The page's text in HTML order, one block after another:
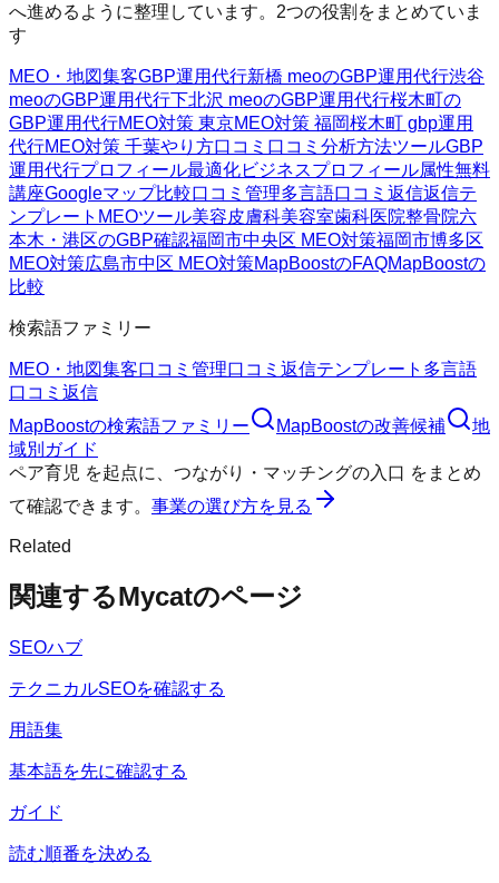
へ進めるように整理しています。2つの役割をまとめていま
す
MEO・地図集客GBP運用代行新橋 meoのGBP運用代行渋谷
meoのGBP運用代行下北沢 meoのGBP運用代行桜木町の
GBP運用代行MEO対策 東京MEO対策 福岡桜木町 gbp運用
代行MEO対策 千葉やり方口コミ 口コミ分析方法ツールGBP
運用代行プロフィール最適化ビジネスプロフィール属性無料
講座Googleマップ比較口コミ管理多言語口コミ返信返信テ
ンプレート MEOツール美容皮膚科美容室歯科医院整骨院六
本木・港区のGBP確認福岡市中央区 MEO対策福岡市博多区
MEO対策広島市中区 MEO対策MapBoostのFAQMapBoostの
比較
検索語ファミリー
MEO・地図集客口コミ管理口コミ返信テンプレート 多言語
口コミ返信
MapBoostの検索語ファミリー MapBoostの改善候補
地
域別ガイド
ペア育児 を起点に、 つながり・マッチングの入口 をまとめ
て確認できます。 事業の選び方を見る
Related
関連するMycatのページ
SEOハブ
テクニカルSEOを確認する
用語集
基本語を先に確認する
ガイド
読む順番を決める